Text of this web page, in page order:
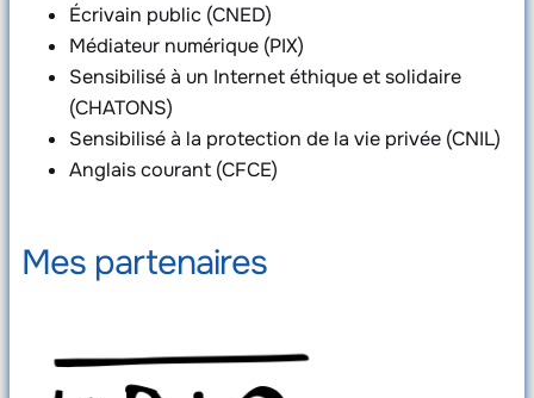
Écrivain public (CNED)
Médiateur numérique (PIX)
Sensibilisé à un Internet éthique et solidaire
(CHATONS)
Sensibilisé à la protection de la vie privée (CNIL)
Anglais courant (CFCE)
Mes partenaires